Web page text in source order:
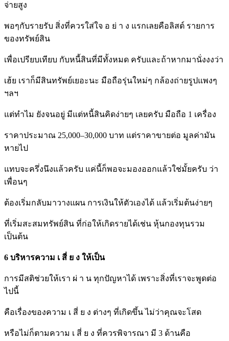
จ่ายสูง
พอๆกับรายรับ สิ่งที่ควรใส่ใจ อ ย่ า ง แรกเลยคือลิสต์ รายการ
ของทรัพย์สิน
เพื่อเปรียบเทียบ กับหนี้สินที่มีทั้งหมด ครับและถ้าหากมานั่งงงว่า
เฮ้ย เราก็มีสินทรัพย์เยอะนะ มือถือรุ่นใหม่ๆ กล้องถ่ายรูปแพงๆ
ฯลฯ
แต่ทำไม ยังจนอยู่ มีแต่หนี้สินคิดง่ายๆ เลยครับ มือถือ 1 เครื่อง
ราคาประมาณ 25,000–30,000 บาท แต่ราคาขายต่อ มูลค่ามัน
หายไป
แทบจะครึ่งนึงแล้วครับ แค่นี้ก็พอจะมองออกแล้วใช่มั้ยครับ ว่า
เพื่อนๆ
ต้องเริ่มกลับมาวางแผน การเงินให้ตัวเองได้ แล้วเริ่มต้นง่ายๆ
ที่เริ่มสะสมทรัพย์สิน ที่ก่อให้เกิดรายได้เช่น หุ้นกองทุนรวม
เป็นต้น
6 บริหารความ เ สี่ ย ง ให้เป็น
การมีสติช่วยให้เรา ผ่ า น ทุกปัญหาได้ เพราะสิ่งที่เราจะพูดต่อ
ไปนี้
คือเรื่องของความ เ สี่ ย ง ต่างๆ ที่เกิดขึ้น ไม่ว่าคุณจะโสด
หรือไม่ก็ตามความ เ สี่ ย ง ที่ควรพิจารณา มี 3 ด้านคือ